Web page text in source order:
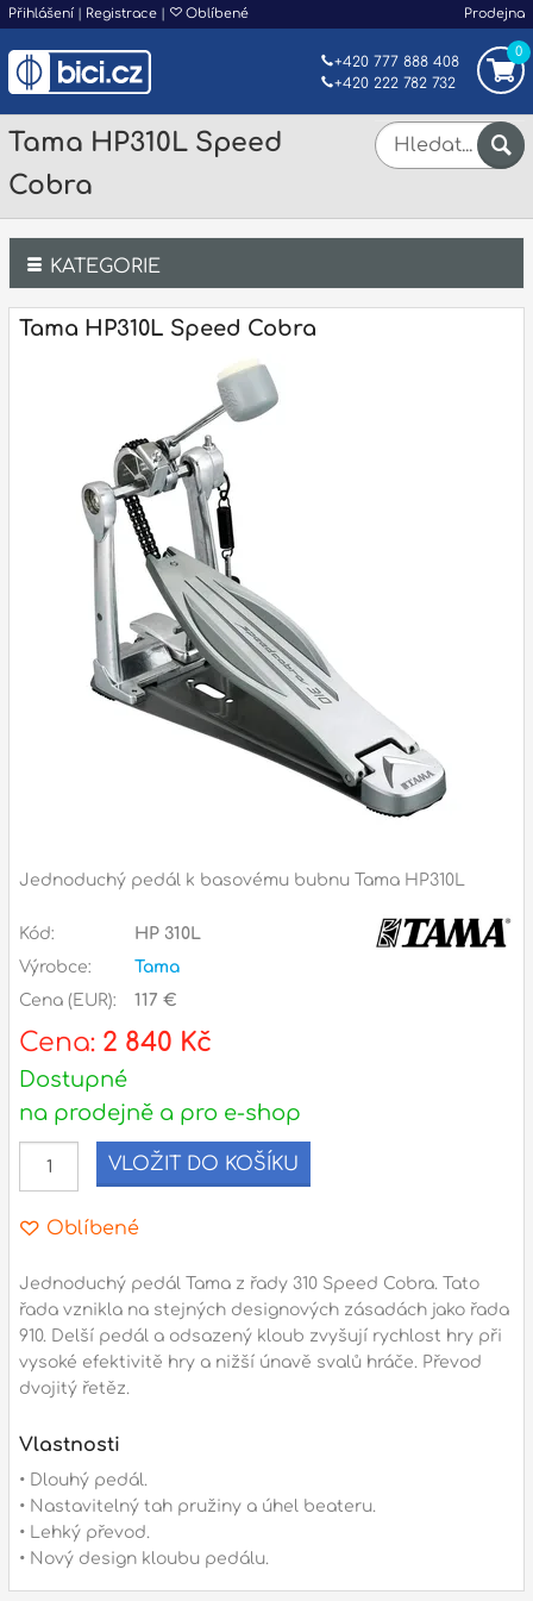
Přihlášení | Registrace | Oblíbené Prodejna
0
+420 777 888 408
+420 222 782 732
Tama HP310L Speed
Cobra
KATEGORIE
Bicí
Kytary a strunné nástroje
Příslušenství
Dárkové předměty
Noty a knihy
Ostatní
Naše prodejna
Adresa
Praha 3 - 130 00 (
gsm.: +420 777 888 408
gsm.: +420 777 888 088
tel.: +420 222 782 732
email:
prodejna@bici.cz
pondělí – pátek :
sobota : ZAVŘENO
neděle :ZAVŘENO
státní svátky : ZAVŘENO
Tama HP310L Speed Cobra
Jednoduchý pedál k basovému bubnu Tama HP310L
Kód:
HP 310L
Výrobce:
Tama
Cena (EUR):
117 €
Cena: 2 840 Kč
Dostupné
na prodejně a pro e-shop
VLOŽIT DO KOŠÍKU
Oblíbené
Jednoduchý pedál Tama z řady 310 Speed Cobra. Tato
řada vznikla na stejných designových zásadách jako řada
910. Delší pedál a odsazený kloub zvyšují rychlost hry při
vysoké efektivitě hry a nižší únavě svalů hráče. Převod
dvojitý řetěz.
Vlastnosti
• Dlouhý pedál.
• Nastavitelný tah pružiny a úhel beateru.
• Lehký převod.
• Nový design kloubu pedálu.